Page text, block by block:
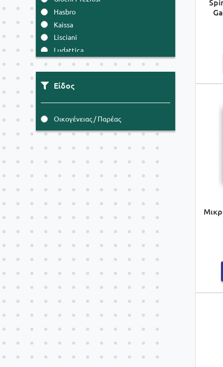
Hasbro
Kaissa
Lisciani
Ludattica
Luna
Ravensburger
Schmidt
Spin Master
Είδος
Οικογένειας / Παρέας